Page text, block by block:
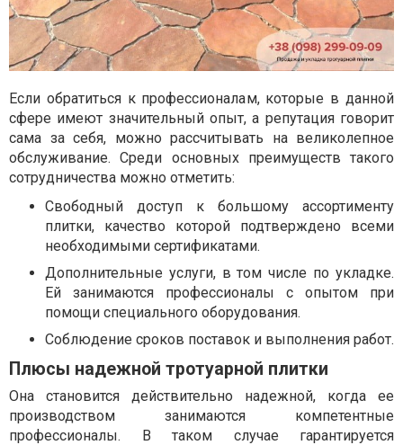
Если обратиться к профессионалам, которые в данной
сфере имеют значительный опыт, а репутация говорит
сама за себя, можно рассчитывать на великолепное
обслуживание. Среди основных преимуществ такого
сотрудничества можно отметить:
Свободный доступ к большому ассортименту
плитки, качество которой подтверждено всеми
необходимыми сертификатами.
Дополнительные услуги, в том числе по укладке.
Ей занимаются профессионалы с опытом при
помощи специального оборудования.
Соблюдение сроков поставок и выполнения работ.
Плюсы надежной тротуарной плитки
Она становится действительно надежной, когда ее
производством занимаются компетентные
профессионалы. В таком случае гарантируется